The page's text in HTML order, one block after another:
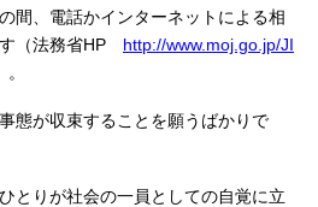
間、電話かインターネットによる相
（法務省HP http://www.moj.go.jp/JI
。
態が収束することを願うばかりで
とりが社会の一員としての自覚に立